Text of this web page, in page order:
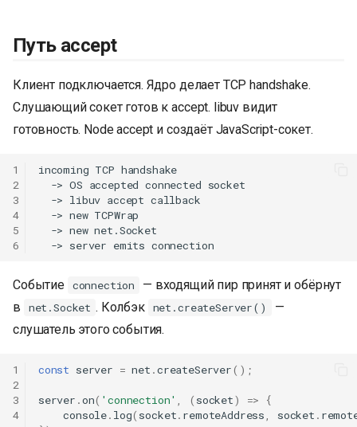
Путь accept
Клиент подключается. Ядро делает TCP handshake.
Слушающий сокет готов к accept. libuv видит
готовность. Node accept и создаёт JavaScript-сокет.
1
2
3
4
5
6
incoming TCP handshake
  -> OS accepted connected socket
  -> libuv accept callback
  -> new TCPWrap
  -> new net.Socket
Событие connection
— входящий пир принят и обёрнут
в
net.Socket . Колбэк net.createServer()
—
слушатель этого события.
1
2
3
4
const server = net .createServer();
server .on( 'connection' , ( socket) =>
{
console. log( socket. remoteAddress, socket .